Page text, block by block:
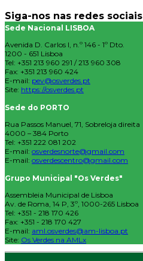
Siga-nos nas redes sociais
Sede Nacional LISBOA
Avenida D. Carlos I, n.º 146 - 1º Dto.
1200 - 651 Lisboa
Tel: +351 213 960 291 / 213 960 308
Fax: +351 213 960 424
E-mail: pev@osverdes.pt
Site: https://osverdes.pt
Sede do PORTO
Rua Passos Manuel, 71, Sobreloja direita
4000 – 384 Porto
Tel: +351 222 081 202
E-mail: osverdesnorte@gmail.com
E-mail: osverdescentro@gmail.com
Grupo Municipal "Os Verdes"
Assembleia Municipal de Lisboa
Av. de Roma, 14 P, 3º, 1000-265 Lisboa
Tel: +351 - 218 170 426
Fax: +351 - 218 170 427
E-mail: aml.osverdes@am-lisboa.pt
Site: Os Verdes na AMLx